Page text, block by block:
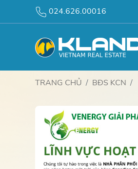
024.626.00016
TRANG CHỦ BĐS KCN